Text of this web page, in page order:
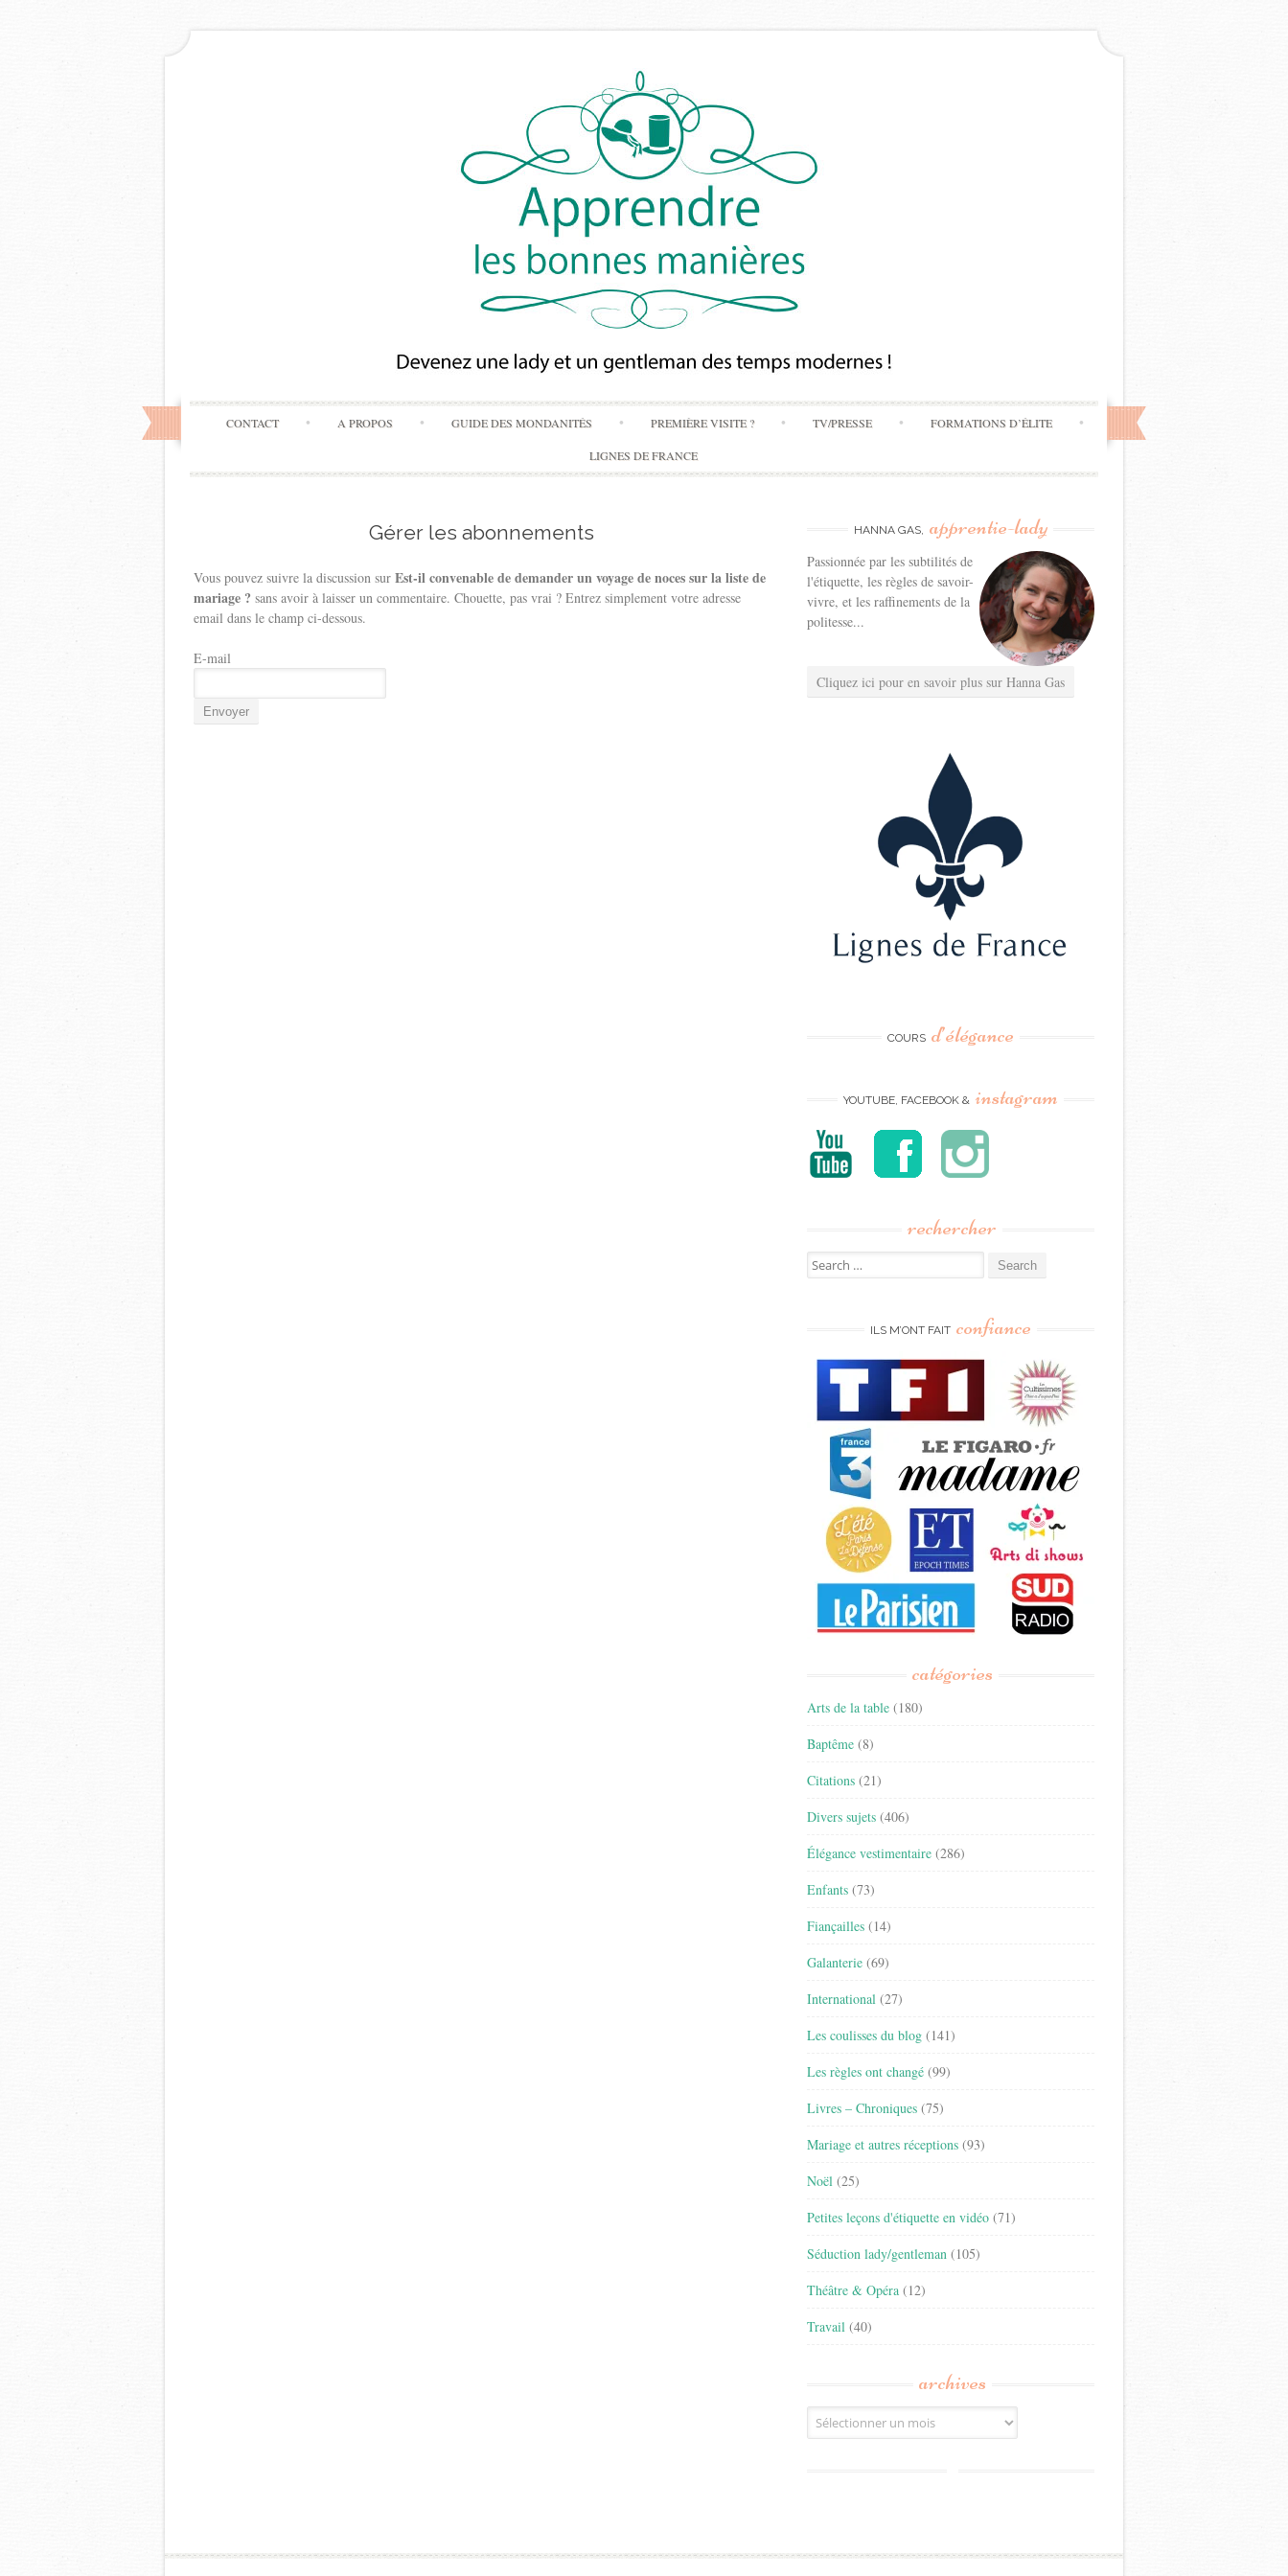
Skip
to
content
CONTACT A PROPOS GUIDE DES MONDANITÉS PREMIÈRE VISITE ? TV/PRESSE FORMATIONS D’ÉLITE
LIGNES DE FRANCE
Gérer les abonnements
Vous pouvez suivre la discussion sur Est-il convenable de demander un voyage de noces sur la liste de
mariage ? sans avoir à laisser un commentaire. Chouette, pas vrai ? Entrez simplement votre adresse
email dans le champ ci-dessous.
E-mail
HANNA GAS, apprentie-lady
Passionnée par les subtilités de
l'étiquette, les règles de savoir-
vivre, et les raffinements de la
politesse...
Cliquez ici pour en savoir plus sur Hanna Gas
COURS d’élégance
YOUTUBE, FACEBOOK & instagram
rechercher
Search
for:
ILS M’ONT FAIT confiance
catégories
Arts de la table (180)
Baptême (8)
Citations (21)
Divers sujets (406)
Élégance vestimentaire (286)
Enfants (73)
Fiançailles (14)
Galanterie (69)
International (27)
Les coulisses du blog (141)
Les règles ont changé (99)
Livres – Chroniques (75)
Mariage et autres réceptions (93)
Noël (25)
Petites leçons d'étiquette en vidéo (71)
Séduction lady/gentleman (105)
Théâtre & Opéra (12)
Travail (40)
archives
Archives